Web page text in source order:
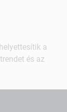
a
és az